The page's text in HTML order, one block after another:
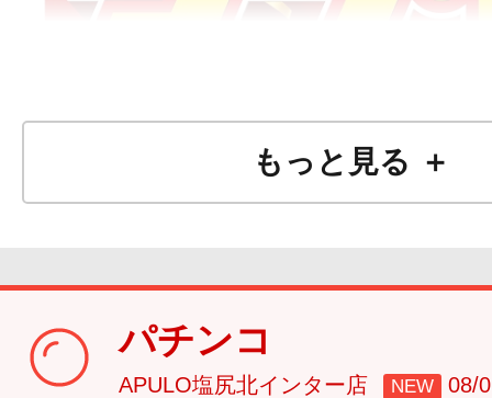
もっと見る ＋
パチンコ
APULO塩尻北インター店 NEW 08/